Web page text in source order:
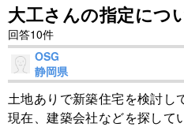
大工さんの指定につ
回答10件
OSG
静岡県
土地ありで新築住宅を検討し
現在、建築会社などを探して